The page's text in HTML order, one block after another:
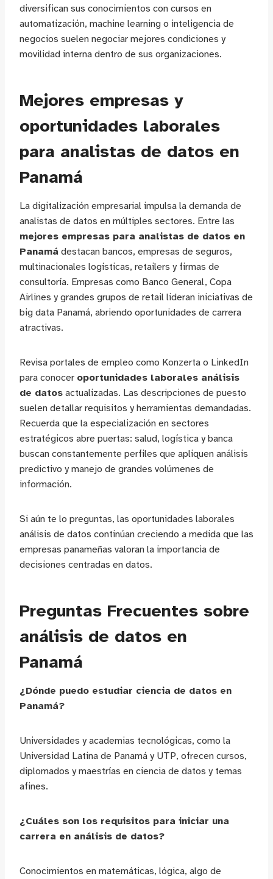
diversifican sus conocimientos con cursos en
automatización, machine learning o inteligencia de
negocios suelen negociar mejores condiciones y
movilidad interna dentro de sus organizaciones.
Mejores empresas y
oportunidades laborales
para analistas de datos en
Panamá
La digitalización empresarial impulsa la demanda de
analistas de datos en múltiples sectores. Entre las
mejores empresas para analistas de datos en
Panamá destacan bancos, empresas de seguros,
multinacionales logísticas, retailers y firmas de
consultoría. Empresas como Banco General, Copa
Airlines y grandes grupos de retail lideran iniciativas de
big data Panamá, abriendo oportunidades de carrera
atractivas.
Revisa portales de empleo como Konzerta o LinkedIn
para conocer oportunidades laborales análisis
de datos actualizadas. Las descripciones de puesto
suelen detallar requisitos y herramientas demandadas.
Recuerda que la especialización en sectores
estratégicos abre puertas: salud, logística y banca
buscan constantemente perfiles que apliquen análisis
predictivo y manejo de grandes volúmenes de
información.
Si aún te lo preguntas, las oportunidades laborales
análisis de datos continúan creciendo a medida que las
empresas panameñas valoran la importancia de
decisiones centradas en datos.
Preguntas Frecuentes sobre
análisis de datos en
Panamá
¿Dónde puedo estudiar ciencia de datos en
Panamá?
Universidades y academias tecnológicas, como la
Universidad Latina de Panamá y UTP, ofrecen cursos,
diplomados y maestrías en ciencia de datos y temas
afines.
¿Cuáles son los requisitos para iniciar una
carrera en análisis de datos?
Conocimientos en matemáticas, lógica, algo de